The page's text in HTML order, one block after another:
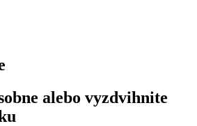
alebo vyzdvihnite